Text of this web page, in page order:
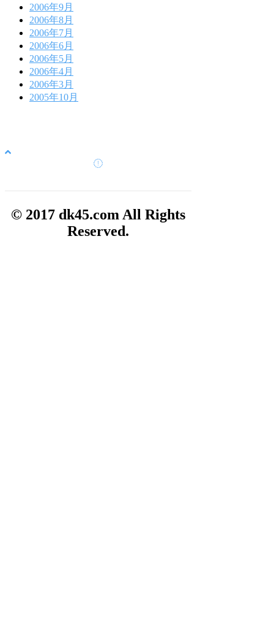
2006年9月
2006年8月
2006年7月
2006年6月
2006年5月
2006年4月
2006年3月
2005年10月
© 2017 dk45.com All Rights
Reserved.